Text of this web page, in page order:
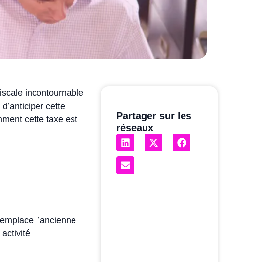
incontournable
cette
cette taxe est
l’ancienne
activité
Partager sur les
réseaux